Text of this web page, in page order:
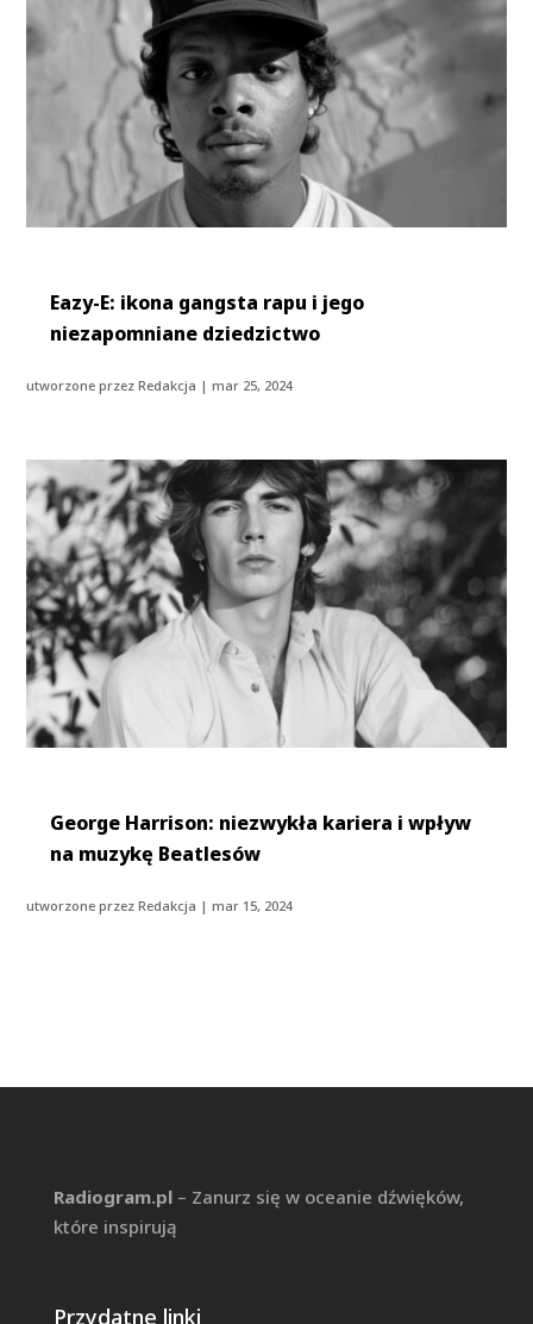
Eazy-E: ikona gangsta rapu i jego
niezapomniane dziedzictwo
utworzone przezRedakcja |mar 25, 2024
George Harrison: niezwykła kariera i wpływ
na muzykę Beatlesów
utworzone przezRedakcja |mar 15, 2024
Radiogram.pl– Zanurz się w oceanie dźwięków,
które inspirują
Przydatne linki